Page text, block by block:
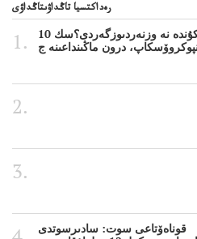
رەداكتسيا تاڭداۋىتاڭداۋى
10 كۇندە نە وزنەردىوزگەردى؟سك
قوناەۆتاعى سوت: سادىرسوتدى